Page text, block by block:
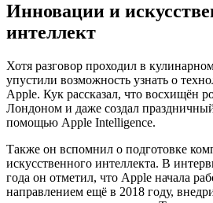
Инновации и
интеллект
Хотя разговор проходил в
упустили возможность узнать о
Apple. Кук рассказал, что восхищён
Лондоном и даже создал
помощью Apple Intelligence.
Также он вспомнил о подготовке
искусственного интеллекта. В
года он отметил, что Apple начала
направлением ещё в 2018 году,